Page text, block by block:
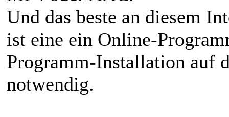
Und das beste an diesem
ist eine ein Online-
Programm-Installation auf
notwendig.